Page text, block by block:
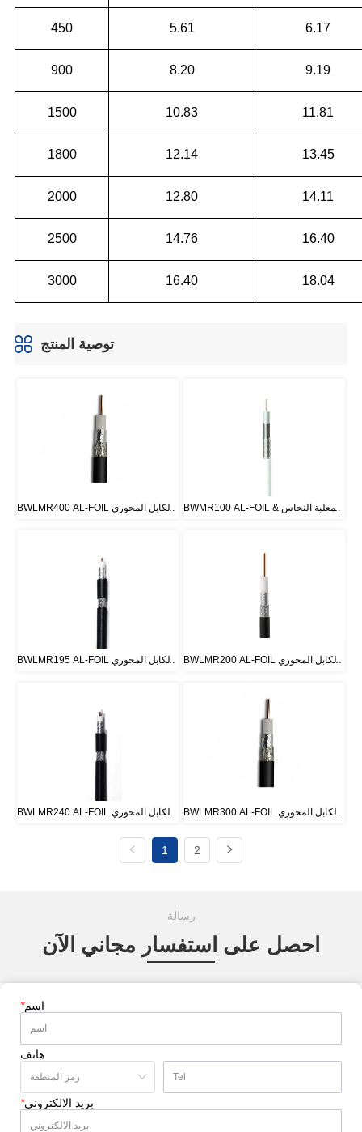
توصية المنتج
BWLMR400 AL-FOIL والكابل المحوري
BWMR100 AL-FOIL & المعلبة النحاس
BWLMR195 AL-FOIL والكابل المحوري
BWLMR200 AL-FOIL والكابل المحوري
BWLMR240 AL-FOIL والكابل المحوري
BWLMR300 AL-FOIL والكابل المحوري
1 2
رسالة
احصل على استفسار مجاني الآن
*اسم
هاتف
*بريد الالكتروني